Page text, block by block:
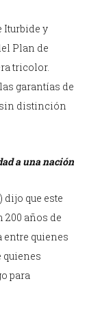
Iturbide y
Plan de
tricolor.
garantías de
sin distinción
a una nación
dijo que este
200 años de
entre quienes
quienes
para